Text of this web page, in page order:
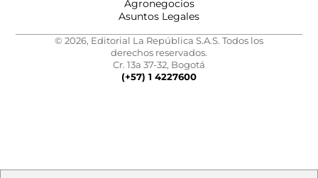
Agronegocios
Asuntos Legales
© 2026, Editorial La República S.A.S. Todos los
derechos reservados.
Cr. 13a 37-32, Bogotá
(+57) 1 4227600